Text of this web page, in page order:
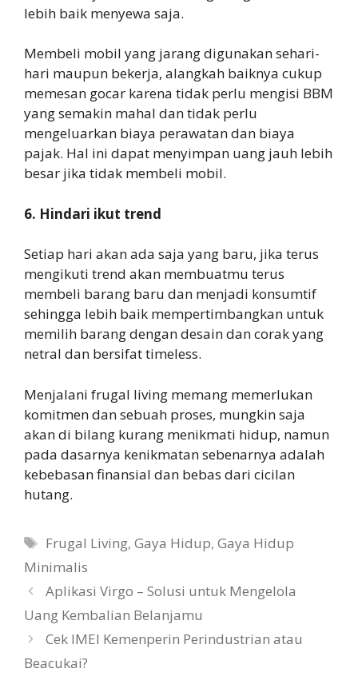
lebih baik menyewa saja.
Membeli mobil yang jarang digunakan sehari-
hari maupun bekerja, alangkah baiknya cukup
memesan gocar karena tidak perlu mengisi BBM
yang semakin mahal dan tidak perlu
mengeluarkan biaya perawatan dan biaya
pajak. Hal ini dapat menyimpan uang jauh lebih
besar jika tidak membeli mobil.
6. Hindari ikut trend
Setiap hari akan ada saja yang baru, jika terus
mengikuti trend akan membuatmu terus
membeli barang baru dan menjadi konsumtif
sehingga lebih baik mempertimbangkan untuk
memilih barang dengan desain dan corak yang
netral dan bersifat timeless.
Menjalani frugal living memang memerlukan
komitmen dan sebuah proses, mungkin saja
akan di bilang kurang menikmati hidup, namun
pada dasarnya kenikmatan sebenarnya adalah
kebebasan finansial dan bebas dari cicilan
hutang.
Tags
Frugal Living,Gaya Hidup,Gaya Hidup
Minimalis
Aplikasi Virgo – Solusi untuk Mengelola
Uang Kembalian Belanjamu
Cek IMEI Kemenperin Perindustrian atau
Beacukai?